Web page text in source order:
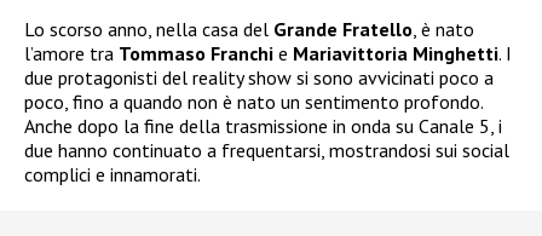
Lo scorso anno, nella casa del Grande Fratello, è nato
l’amore tra Tommaso Franchi e Mariavittoria Minghetti. I
due protagonisti del reality show si sono avvicinati poco a
poco, fino a quando non è nato un sentimento profondo.
Anche dopo la fine della trasmissione in onda su Canale 5, i
due hanno continuato a frequentarsi, mostrandosi sui social
complici e innamorati.